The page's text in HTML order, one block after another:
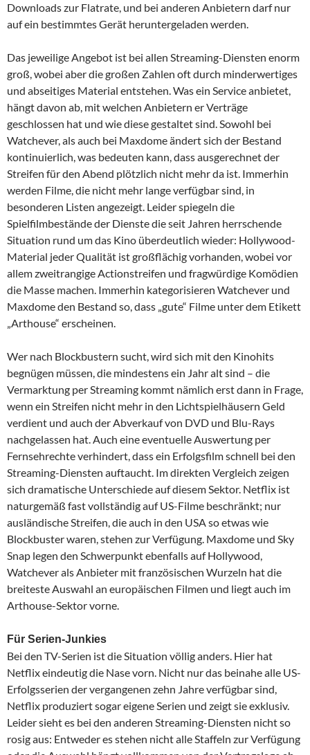
Downloads zur Flatrate, und bei anderen Anbietern darf nur
auf ein bestimmtes Gerät heruntergeladen werden.
Das jeweilige Angebot ist bei allen Streaming-Diensten enorm
groß, wobei aber die großen Zahlen oft durch minderwertiges
und abseitiges Material entstehen. Was ein Service anbietet,
hängt davon ab, mit welchen Anbietern er Verträge
geschlossen hat und wie diese gestaltet sind. Sowohl bei
Watchever, als auch bei Maxdome ändert sich der Bestand
kontinuierlich, was bedeuten kann, dass ausgerechnet der
Streifen für den Abend plötzlich nicht mehr da ist. Immerhin
werden Filme, die nicht mehr lange verfügbar sind, in
besonderen Listen angezeigt. Leider spiegeln die
Spielfilmbestände der Dienste die seit Jahren herrschende
Situation rund um das Kino überdeutlich wieder: Hollywood-
Material jeder Qualität ist großflächig vorhanden, wobei vor
allem zweitrangige Actionstreifen und fragwürdige Komödien
die Masse machen. Immerhin kategorisieren Watchever und
Maxdome den Bestand so, dass „gute“ Filme unter dem Etikett
„Arthouse“ erscheinen.
Wer nach Blockbustern sucht, wird sich mit den Kinohits
begnügen müssen, die mindestens ein Jahr alt sind – die
Vermarktung per Streaming kommt nämlich erst dann in Frage,
wenn ein Streifen nicht mehr in den Lichtspielhäusern Geld
verdient und auch der Abverkauf von DVD und Blu-Rays
nachgelassen hat. Auch eine eventuelle Auswertung per
Fernsehrechte verhindert, dass ein Erfolgsfilm schnell bei den
Streaming-Diensten auftaucht. Im direkten Vergleich zeigen
sich dramatische Unterschiede auf diesem Sektor. Netflix ist
naturgemäß fast vollständig auf US-Filme beschränkt; nur
ausländische Streifen, die auch in den USA so etwas wie
Blockbuster waren, stehen zur Verfügung. Maxdome und Sky
Snap legen den Schwerpunkt ebenfalls auf Hollywood,
Watchever als Anbieter mit französischen Wurzeln hat die
breiteste Auswahl an europäischen Filmen und liegt auch im
Arthouse-Sektor vorne.
Für Serien-Junkies
Bei den TV-Serien ist die Situation völlig anders. Hier hat
Netflix eindeutig die Nase vorn. Nicht nur das beinahe alle US-
Erfolgsserien der vergangenen zehn Jahre verfügbar sind,
Netflix produziert sogar eigene Serien und zeigt sie exklusiv.
Leider sieht es bei den anderen Streaming-Diensten nicht so
rosig aus: Entweder es stehen nicht alle Staffeln zur Verfügung